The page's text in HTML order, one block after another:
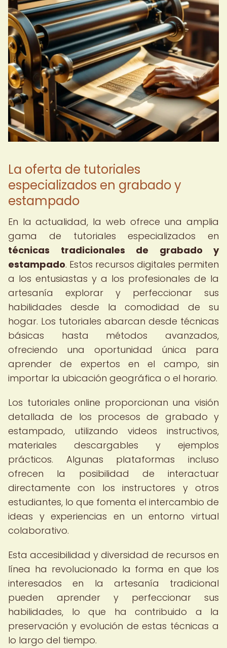
La oferta de tutoriales
especializados en grabado y
estampado
En la actualidad, la web ofrece una amplia
gama de tutoriales especializados en
técnicas tradicionales de grabado y
estampado. Estos recursos digitales permiten
a los entusiastas y a los profesionales de la
artesanía explorar y perfeccionar sus
habilidades desde la comodidad de su
hogar. Los tutoriales abarcan desde técnicas
básicas hasta métodos avanzados,
ofreciendo una oportunidad única para
aprender de expertos en el campo, sin
importar la ubicación geográfica o el horario.
Los tutoriales online proporcionan una visión
detallada de los procesos de grabado y
estampado, utilizando videos instructivos,
materiales descargables y ejemplos
prácticos. Algunas plataformas incluso
ofrecen la posibilidad de interactuar
directamente con los instructores y otros
estudiantes, lo que fomenta el intercambio de
ideas y experiencias en un entorno virtual
colaborativo.
Esta accesibilidad y diversidad de recursos en
línea ha revolucionado la forma en que los
interesados en la artesanía tradicional
pueden aprender y perfeccionar sus
habilidades, lo que ha contribuido a la
preservación y evolución de estas técnicas a
lo largo del tiempo.